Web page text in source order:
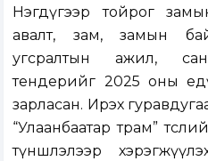
Нэгдүгээр тойрог
авалт, зам, замын
угсралтын ажил,
тендерийг 2025 оны
зарласан. Ирэх
“Улаанбаатар трам”
түншлэлээр